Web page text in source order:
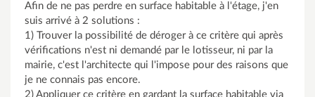
Afin de ne pas perdre en surface habitable à l'étage, j'en
suis arrivé à 2 solutions :
1) Trouver la possibilité de déroger à ce critère qui après
vérifications n'est ni demandé par le lotisseur, ni par la
mairie, c'est l'architecte qui l'impose pour des raisons que
je ne connais pas encore.
2) Appliquer ce critère en gardant la surface habitable via